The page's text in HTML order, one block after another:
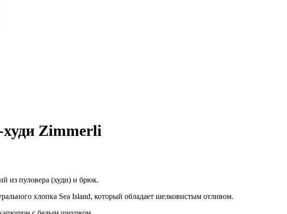
Zimmerli
из пуловера (худи) и брюк.
хлопка Sea Island, который обладает шелковистым отливом.